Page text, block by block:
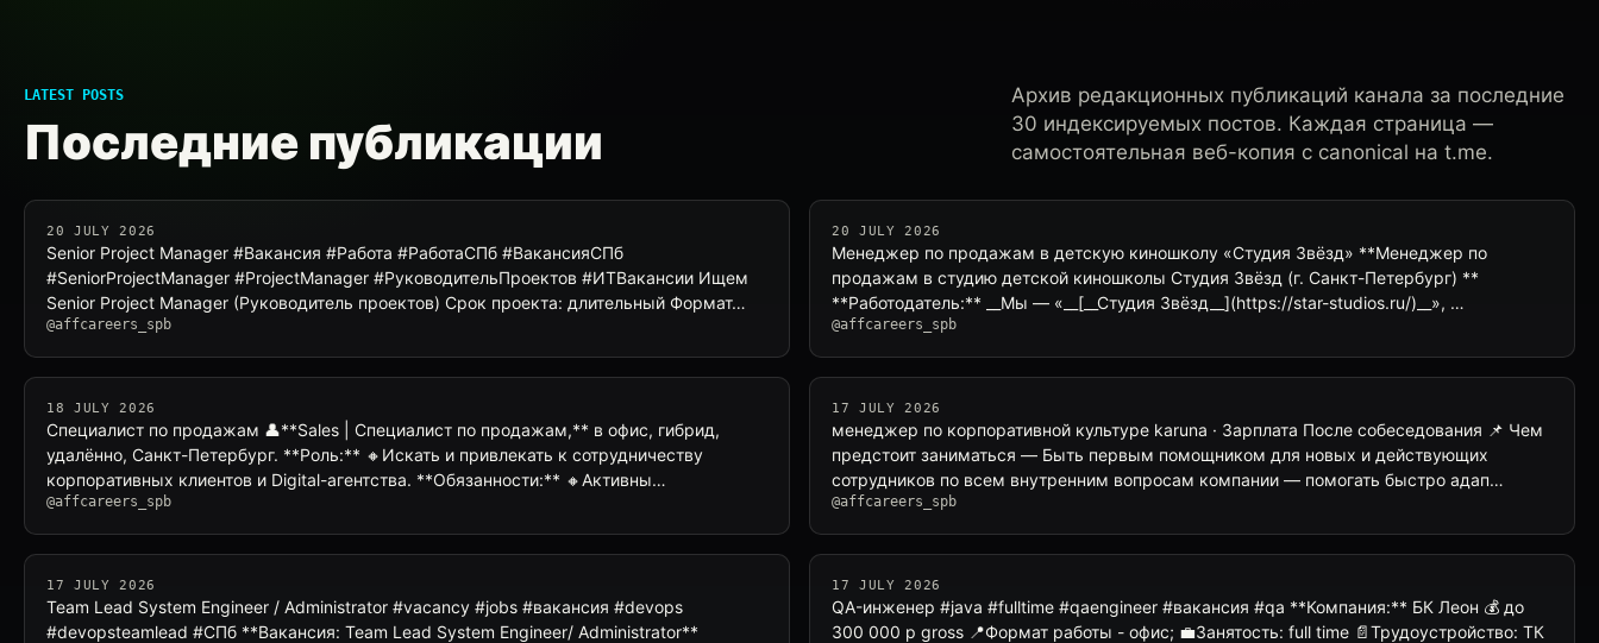
LATEST POSTS
Последние публикации
Архив редакционных публикаций канала за последние
30 индексируемых постов. Каждая страница —
самостоятельная веб-копия с canonical на t.me.
20 JULY 2026
Senior Project Manager #Вакансия #Работа #РаботаСПб #ВакансияСПб
#SeniorProjectManager #ProjectManager #РуководительПроектов #ИТВакансии Ищем
Senior Project Manager (Руководитель проектов) Срок проекта: длительный Формат…
@affcareers_spb
20 JULY 2026
Менеджер по продажам в детскую киношколу «Студия Звёзд» **Менеджер по
продажам в студию детской киношколы Студия Звёзд (г. Санкт-Петербург) **
**Работодатель:** __Мы — «__[__Студия Звёзд__](https://star-studios.ru/)__», …
@affcareers_spb
18 JULY 2026
Специалист по продажам 👤**Sales | Специалист по продажам,** в офис, гибрид,
удалённо, Санкт-Петербург. **Роль:** 🔸Искать и привлекать к сотрудничеству
корпоративных клиентов и Digital-агентства. **Обязанности:** 🔸Активны…
@affcareers_spb
17 JULY 2026
менеджер по корпоративной культуре karuna · Зарплата После собеседования 📌 Чем
предстоит заниматься — Быть первым помощником для новых и действующих
сотрудников по всем внутренним вопросам компании — помогать быстро адап…
@affcareers_spb
17 JULY 2026
Team Lead System Engineer / Administrator #vacancy #jobs #вакансия #devops
#devopsteamlead #СПб **Вакансия: Team Lead System Engineer/ Administrator**
17 JULY 2026
QA-инженер #java #fulltime #qaengineer #вакансия #qa **Компания:** БК Леон 💰 до
300 000 р gross 📍Формат работы - офис; 💼Занятость: full time 📄Трудоустройство: ТК